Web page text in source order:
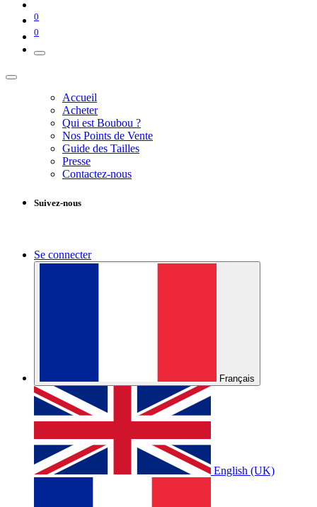
0
0
Accueil
Acheter
Qui est Boubou ?
Nos Points de Vente
Guide des Tailles
Presse
Contactez-nous
Suivez-nous
Se connecter
Français
English (UK)